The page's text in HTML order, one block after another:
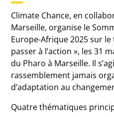
Climate Chance, en
Marseille, organise le
Europe-Afrique 2025 sur
passer à l’action », les 31
du Pharo à Marseille. Il
rassemblement jamais
d’adaptation au
Quatre thématiques